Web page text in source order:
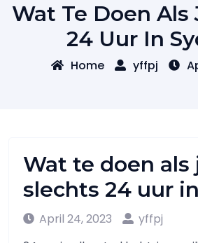
Wat Te Doen Als
24 Uur In
Home yffpj
Wat te doen als
slechts 24 uur
April 24, 2023
yffpj